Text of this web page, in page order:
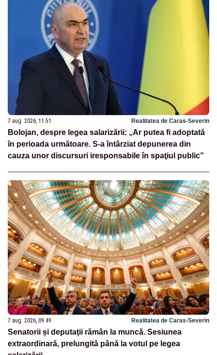
7 aug. 2026, 11:51 Realitatea de Caras-Severin
Bolojan, despre legea salarizării: „Ar putea fi adoptată
în perioada următoare. S-a întârziat depunerea din
cauza unor discursuri iresponsabile în spaţiul public”
7 aug. 2026, 09:49 Realitatea de Caras-Severin
Senatorii și deputații rămân la muncă. Sesiunea
extraordinară, prelungită până la votul pe legea